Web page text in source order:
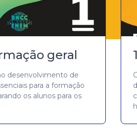
geral
desenvolvimento de
para a formação
os alunos para os